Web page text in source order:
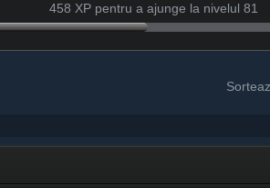
458 XP pentru a ajunge la nivelul 81